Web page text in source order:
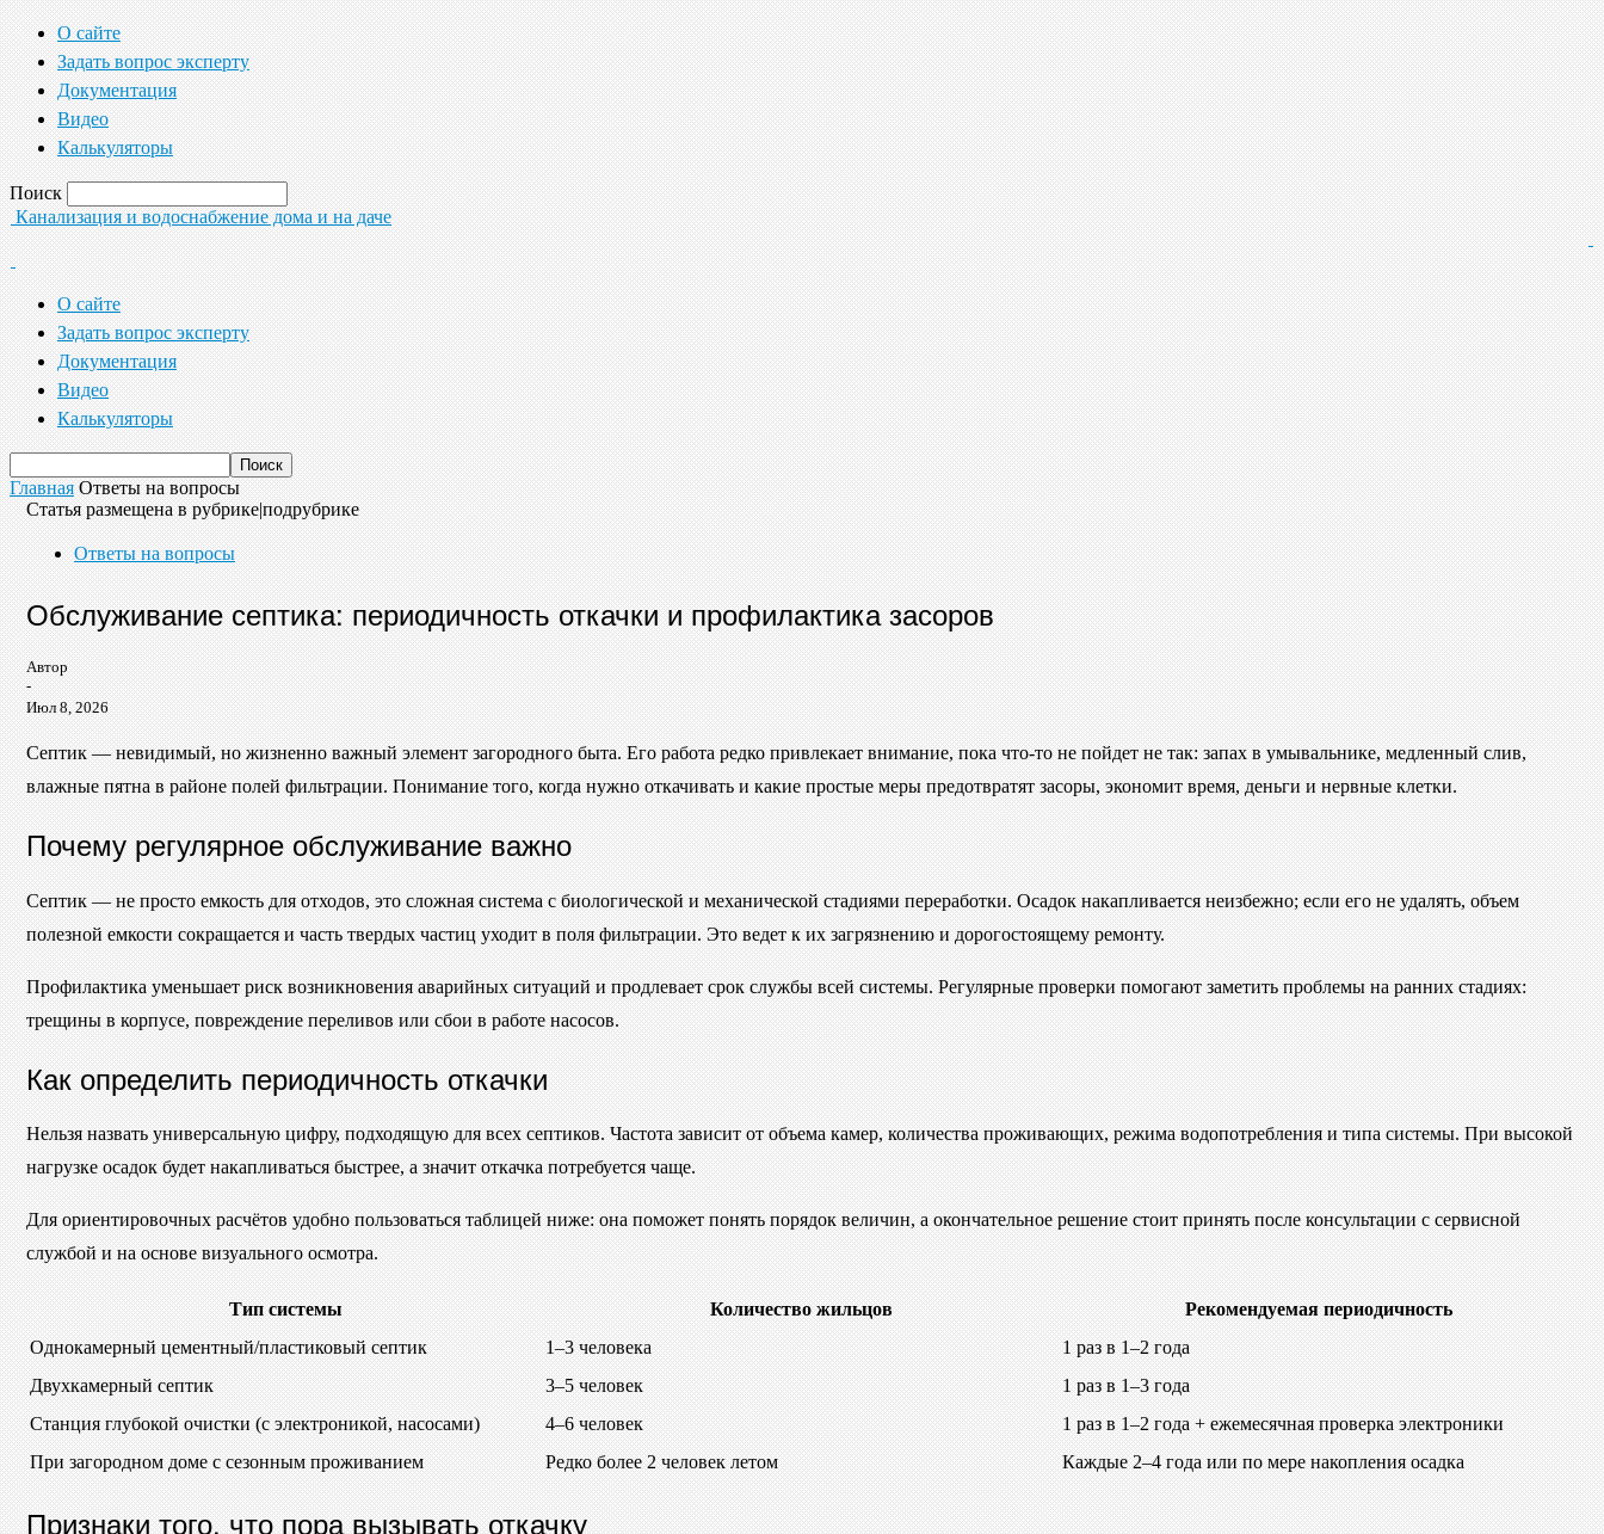
О сайте
Задать вопрос эксперту
Документация
Видео
Калькуляторы
Поиск
Канализация и водоснабжение дома и на даче
О сайте
Задать вопрос эксперту
Документация
Видео
Калькуляторы
Главная Ответы на вопросы
Статья размещена в рубрике|подрубрике
Ответы на вопросы
Обслуживание септика: периодичность откачки и профилактика засоров
Автор
-
Июл 8, 2026
Септик — невидимый, но жизненно важный элемент загородного быта. Его работа редко привлекает внимание, пока что-то не пойдет не так: запах в умывальнике, медленный слив,
влажные пятна в районе полей фильтрации. Понимание того, когда нужно откачивать и какие простые меры предотвратят засоры, экономит время, деньги и нервные клетки.
Почему регулярное обслуживание важно
Септик — не просто емкость для отходов, это сложная система с биологической и механической стадиями переработки. Осадок накапливается неизбежно; если его не удалять, объем
полезной емкости сокращается и часть твердых частиц уходит в поля фильтрации. Это ведет к их загрязнению и дорогостоящему ремонту.
Профилактика уменьшает риск возникновения аварийных ситуаций и продлевает срок службы всей системы. Регулярные проверки помогают заметить проблемы на ранних стадиях:
трещины в корпусе, повреждение переливов или сбои в работе насосов.
Как определить периодичность откачки
Нельзя назвать универсальную цифру, подходящую для всех септиков. Частота зависит от объема камер, количества проживающих, режима водопотребления и типа системы. При высокой
нагрузке осадок будет накапливаться быстрее, а значит откачка потребуется чаще.
Для ориентировочных расчётов удобно пользоваться таблицей ниже: она поможет понять порядок величин, а окончательное решение стоит принять после консультации с сервисной
службой и на основе визуального осмотра.
Тип системы Количество жильцов
Рекомендуемая периодичность
Однокамерный цементный/пластиковый септик
1–3 человека
1 раз в 1–2 года
Двухкамерный септик
3–5 человек
1 раз в 1–3 года
Станция глубокой очистки (с электроникой, насосами)
4–6 человек
1 раз в 1–2 года + ежемесячная проверка электроники
При загородном доме с сезонным проживанием
Редко более 2 человек летом Каждые 2–4 года или по мере накопления осадка
Признаки того, что пора вызывать откачку